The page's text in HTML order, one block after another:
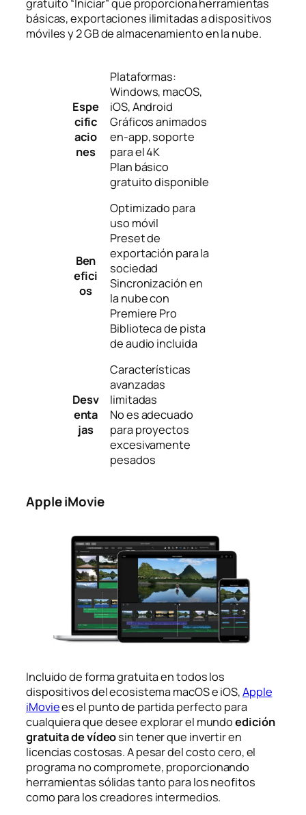
gratuito “Iniciar” que proporciona herramientas
básicas, exportaciones ilimitadas a dispositivos
móviles y 2 GB de almacenamiento en la nube.
Espe
cific
acio
nes
Plataformas:
Windows, macOS,
iOS, Android
Gráficos animados
en-app, soporte
para el 4K
Plan básico
gratuito disponible
Ben
efici
os
Optimizado para
uso móvil
Preset de
exportación para la
sociedad
Sincronización en
la nube con
Premiere Pro
Biblioteca de pista
de audio incluida
Desv
enta
jas
Características
avanzadas
limitadas
No es adecuado
para proyectos
excesivamente
pesados
AppleiMovie
Incluido de forma gratuita en todos los
dispositivos del ecosistema macOS e iOS,Apple
iMoviees el punto de partida perfecto para
cualquiera que desee explorar el mundoedición
gratuita de vídeosin tener que invertir en
licencias costosas. A pesar del costo cero, el
programa no compromete, proporcionando
herramientas sólidas tanto para los neofitos
como para los creadores intermedios.